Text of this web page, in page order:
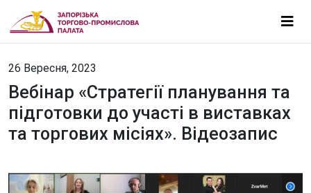
26 Вересня, 2023
Вебінар «Стратегії планування та
підготовки до участі в виставках
та торгових місіях». Відеозапис